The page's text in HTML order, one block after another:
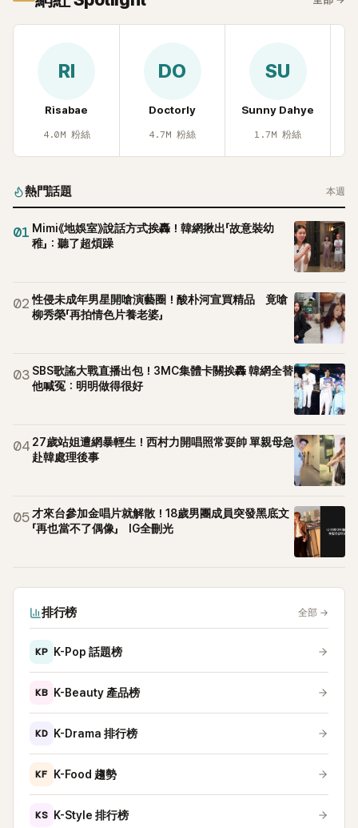
RI
Risabae
4.0M 粉絲
DO
Doctorly
4.7M 粉絲
SU
Sunny Dahye
1.7M 粉絲
熱門話題 本週
01 Mimi《地娛室》說話方式挨轟！韓網揪出「故意裝幼
稚」：聽了超煩躁
02 性侵未成年男星開嗆演藝圈！酸朴河宣買精品 竟嗆
柳秀榮「再拍情色片養老婆」
03 SBS歌謠大戰直播出包！3MC集體卡關挨轟 韓網全替
他喊冤：明明做得很好
04 27歲站姐遭網暴輕生！西村力開唱照常耍帥 單親母急
赴韓處理後事
05 才來台參加金唱片就解散！18歲男團成員突發黑底文
「再也當不了偶像」 IG全刪光
排行榜 全部 →
KP K-Pop 話題榜
KB K-Beauty 產品榜
KD K-Drama 排行榜
KF K-Food 趨勢
KS K-Style 排行榜